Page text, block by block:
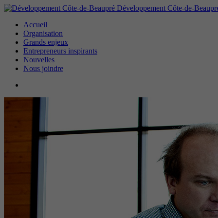
Développement Côte-de-
Accueil
Organisation
Grands enjeux
Entrepreneurs inspirants
Nouvelles
Nous joindre